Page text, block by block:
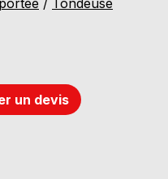
un devis